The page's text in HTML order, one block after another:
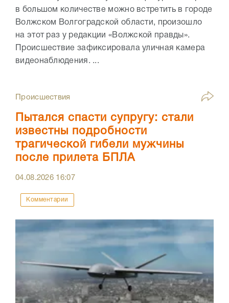
в большом количестве можно встретить в городе
Волжском Волгоградской области, произошло
на этот раз у редакции «Волжской правды».
Происшествие зафиксировала уличная камера
видеонаблюдения. ...
Происшествия
Пытался спасти супругу: стали
известны подробности
трагической гибели мужчины
после прилета БПЛА
04.08.2026 16:07
Комментарии